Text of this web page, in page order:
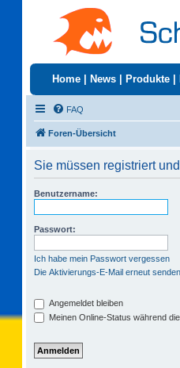
Home News Produkte
FAQ
Foren-Übersicht
Sie müssen registriert
Benutzername:
Passwort:
Ich habe mein Passwort vergessen
Die Aktivierungs-E-Mail erneut senden
Angemeldet bleiben
Meinen Online-Status während